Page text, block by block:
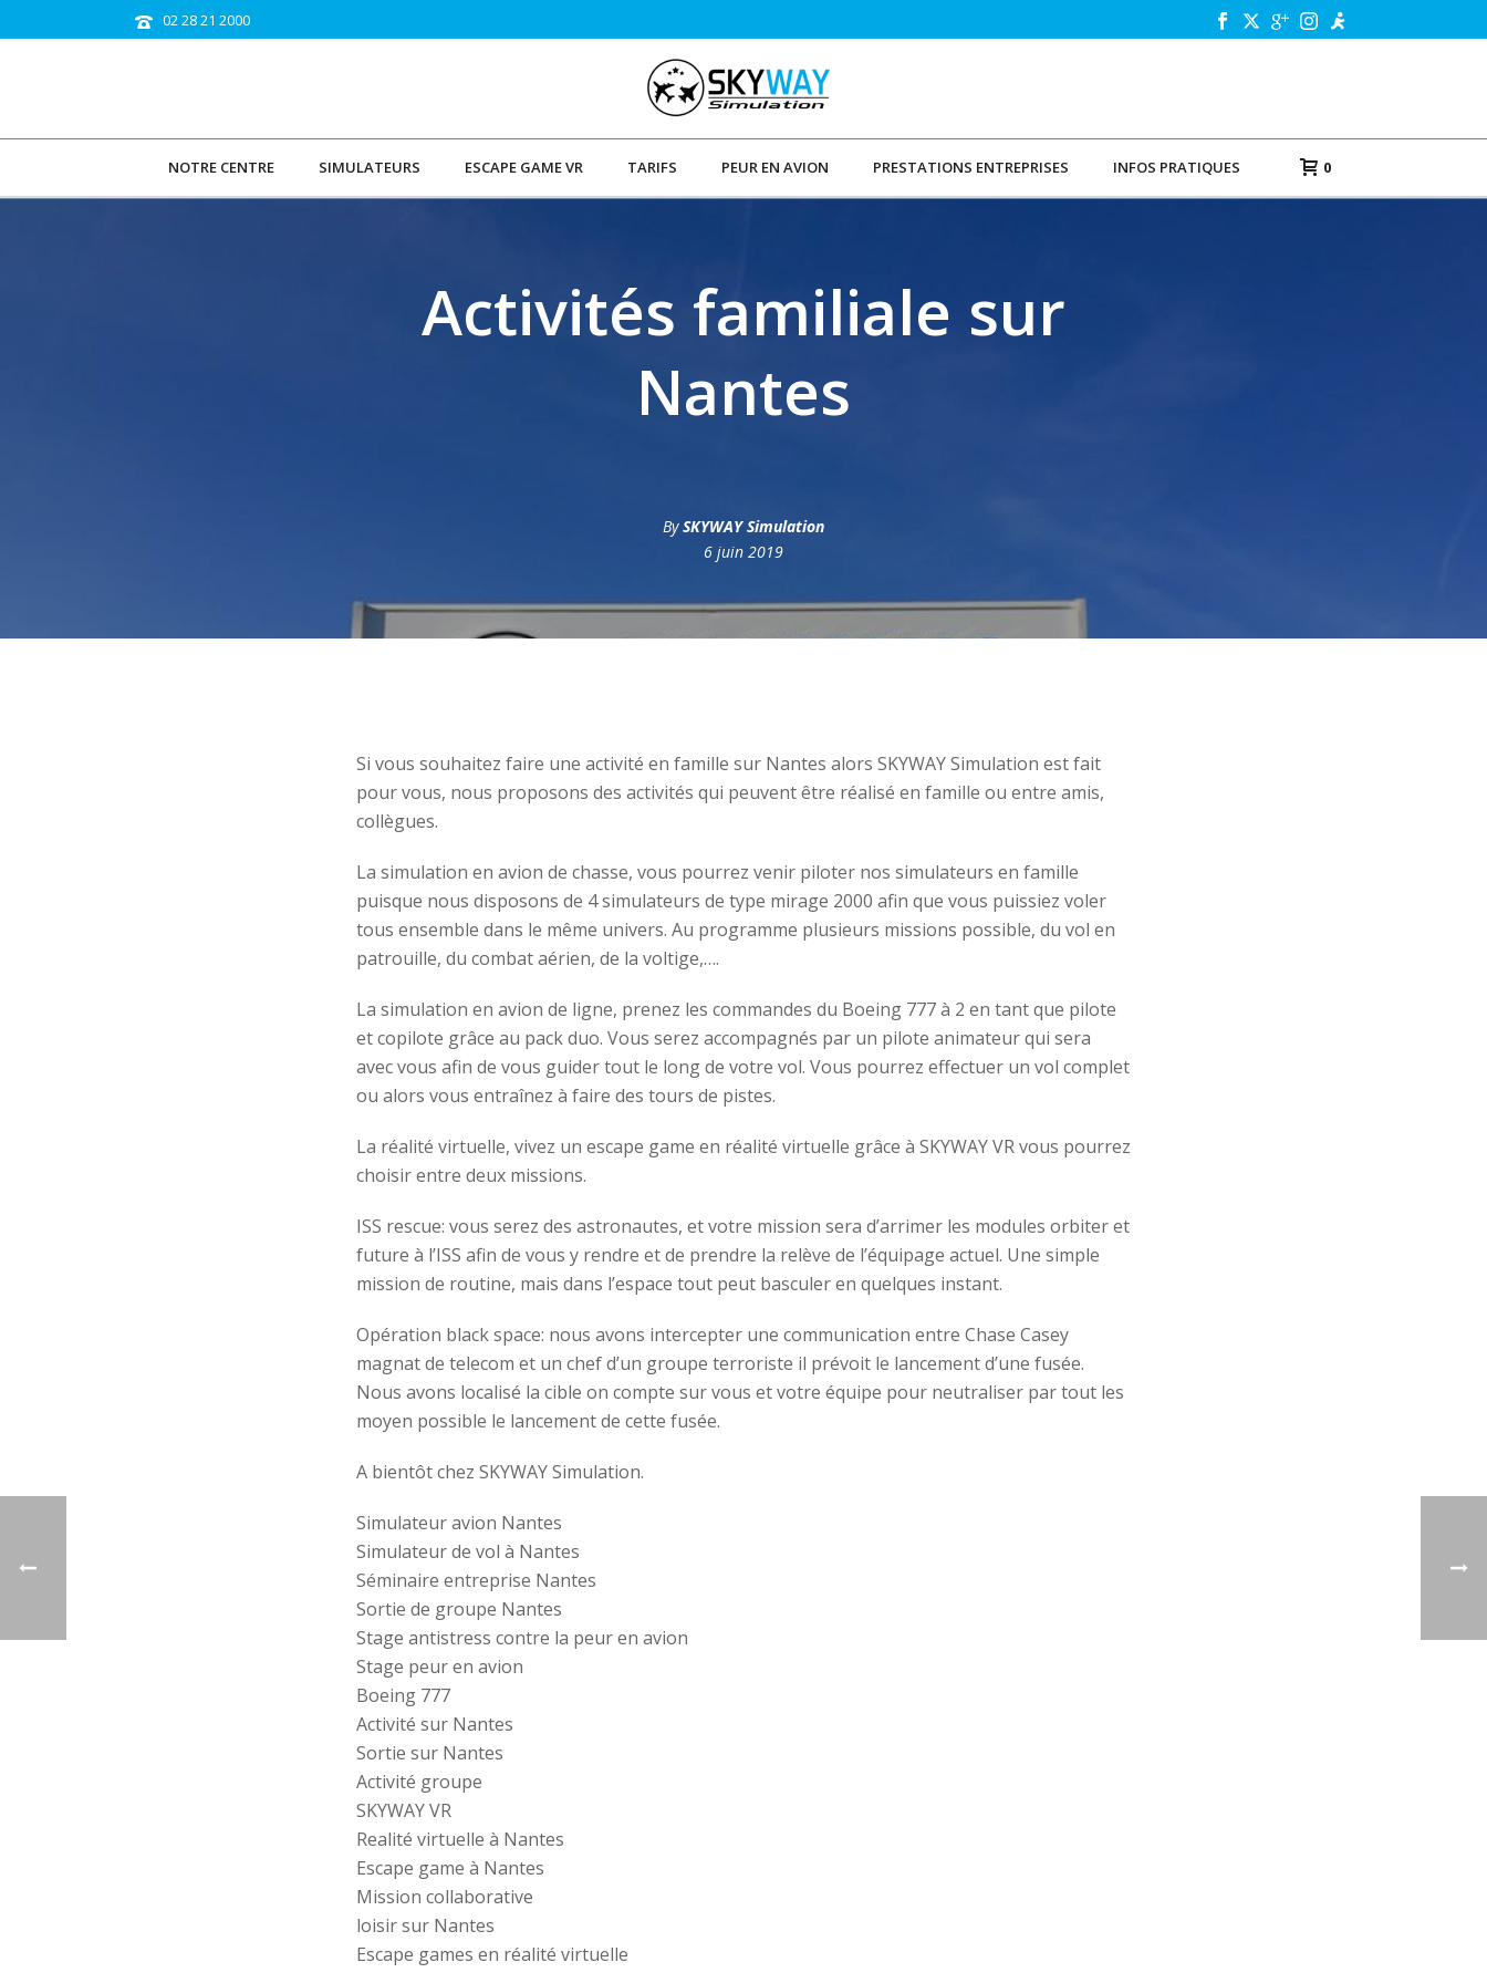
02 28 21 2000
NOTRE CENTRE SIMULATEURS ESCAPE GAME VR TARIFS PEUR EN AVION PRESTATIONS ENTREPRISES INFOS PRATIQUES 0
Activités familiale sur
Nantes
BySKYWAY Simulation
6 juin 2019
Si vous souhaitez faire une activité en famille sur Nantes alors SKYWAY Simulation est fait
pour vous, nous proposons des activités qui peuvent être réalisé en famille ou entre amis,
collègues.
La simulation en avion de chasse, vous pourrez venir piloter nos simulateurs en famille
puisque nous disposons de 4 simulateurs de type mirage 2000 afin que vous puissiez voler
tous ensemble dans le même univers. Au programme plusieurs missions possible, du vol en
patrouille, du combat aérien, de la voltige,….
La simulation en avion de ligne, prenez les commandes du Boeing 777 à 2 en tant que pilote
et copilote grâce au pack duo. Vous serez accompagnés par un pilote animateur qui sera
avec vous afin de vous guider tout le long de votre vol. Vous pourrez effectuer un vol complet
ou alors vous entraînez à faire des tours de pistes.
La réalité virtuelle, vivez un escape game en réalité virtuelle grâce à SKYWAY VR vous pourrez
choisir entre deux missions.
ISS rescue: vous serez des astronautes, et votre mission sera d’arrimer les modules orbiter et
future à l’ISS afin de vous y rendre et de prendre la relève de l’équipage actuel. Une simple
mission de routine, mais dans l’espace tout peut basculer en quelques instant.
Opération black space: nous avons intercepter une communication entre Chase Casey
magnat de telecom et un chef d’un groupe terroriste il prévoit le lancement d’une fusée.
Nous avons localisé la cible on compte sur vous et votre équipe pour neutraliser par tout les
moyen possible le lancement de cette fusée.
A bientôt chez SKYWAY Simulation.
Simulateur avion Nantes
Simulateur de vol à Nantes
Séminaire entreprise Nantes
Sortie de groupe Nantes
Stage antistress contre la peur en avion
Stage peur en avion
Boeing 777
Activité sur Nantes
Sortie sur Nantes
Activité groupe
SKYWAY VR
Realité virtuelle à Nantes
Escape game à Nantes
Mission collaborative
loisir sur Nantes
Escape games en réalité virtuelle